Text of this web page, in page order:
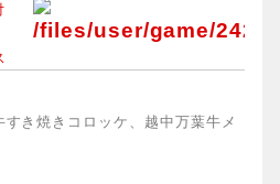
き焼きコロッケ、越中万葉牛メ